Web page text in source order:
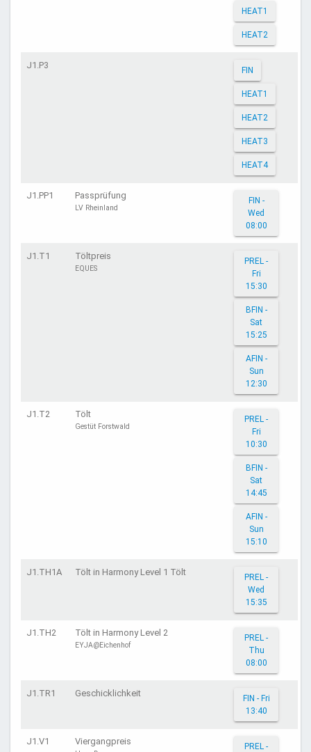
HEAT1
HEAT2
J1.P3 FIN
HEAT1
HEAT2
HEAT3
HEAT4
J1.PP1 Passprüfung
LV Rheinland
FIN -
Wed
08:00
J1.T1 Töltpreis
EQUES
PREL -
Fri
15:30
BFIN -
Sat
15:25
AFIN -
Sun
12:30
J1.T2 Tölt
Gestüt Forstwald
PREL -
Fri
10:30
BFIN -
Sat
14:45
AFIN -
Sun
15:10
J1.TH1A Tölt in Harmony Level 1 Tölt
PREL -
Wed
15:35
J1.TH2 Tölt in Harmony Level 2
EYJA@Eichenhof
PREL -
Thu
08:00
J1.TR1 Geschicklichkeit
FIN - Fri
13:40
J1.V1 Viergangpreis PREL -